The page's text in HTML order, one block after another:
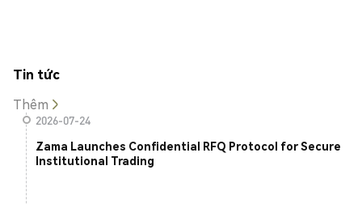
Tin tức
Thêm
2026-07-24
Zama Launches Confidential RFQ Protocol for Secure
Institutional Trading